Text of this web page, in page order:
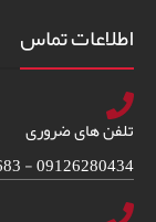
اطلاعات تماس
تلفن های ضروری
09126280434 - 09031940683